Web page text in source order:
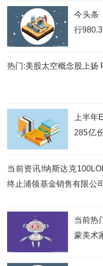
今头条
行
热门:美股太空概念股上扬
上半
285亿
网设
当前资讯!纳斯达克
终止浦领基金销售有限公
当前热
蒙美术